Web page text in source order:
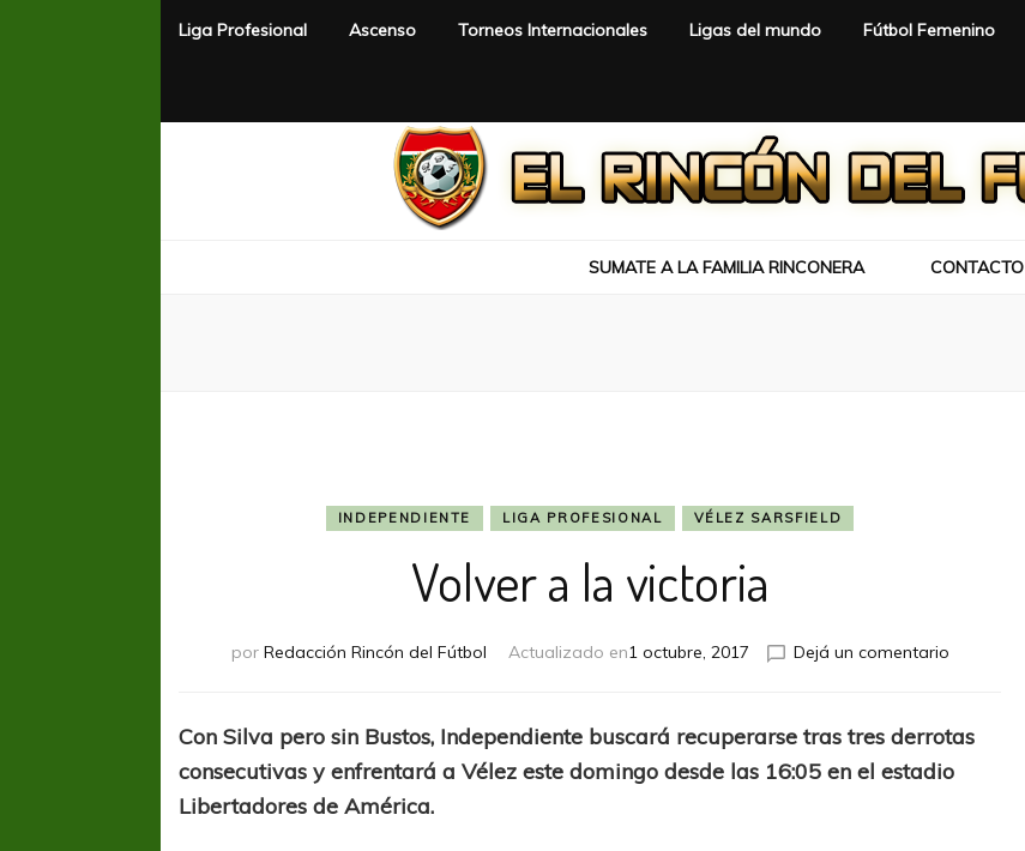
Liga Profesional Ascenso Torneos Internacionales Ligas del mundo Fútbol Femenino
SUMATE A LA FAMILIA RINCONERA CONTACTO
INDEPENDIENTE LIGA PROFESIONAL VÉLEZ SARSFIELD
Volver a la victoria
por Redacción Rincón del Fútbol Actualizado en1 octubre, 2017 Dejá un comentarioen
la
victoria
Con Silva pero sin Bustos, Independiente buscará recuperarse tras tres derrotas
consecutivas y enfrentará a Vélez este domingo desde las 16:05 en el estadio
Libertadores de América.